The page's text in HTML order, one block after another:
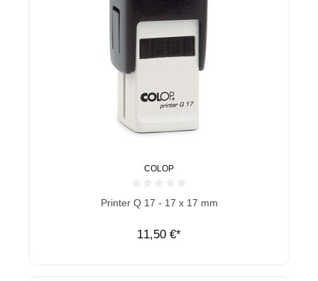
COLOP
Durchschnittliche Bewertung von 0 von 5 Sternen
Printer Q 17 - 17 x 17 mm
11,50 €*